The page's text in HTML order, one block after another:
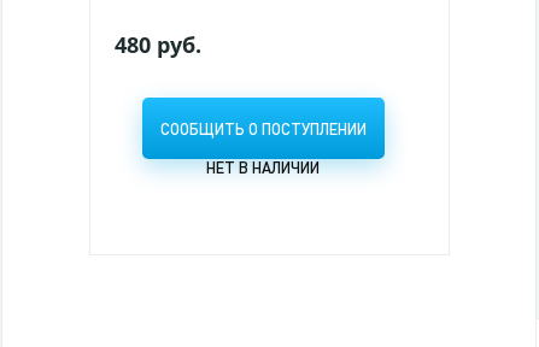
480 руб.
СООБЩИТЬ О ПОСТУПЛЕНИИ
НЕТ В НАЛИЧИИ